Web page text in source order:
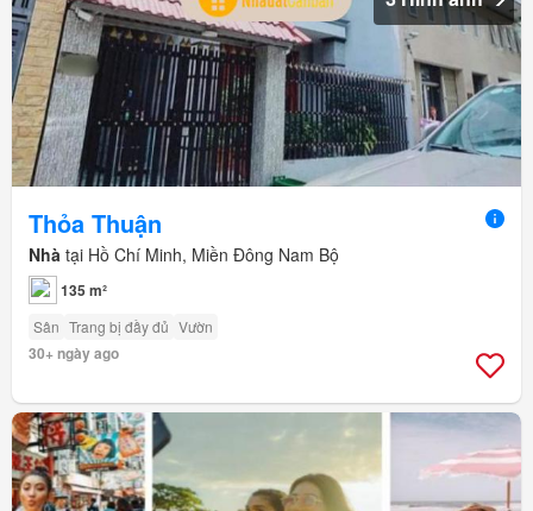
Thỏa Thuận
Nhà tại Hồ Chí Minh, Miền Đông Nam Bộ
135 m²
Sân Trang bị đầy đủ Vườn
30+ ngày ago